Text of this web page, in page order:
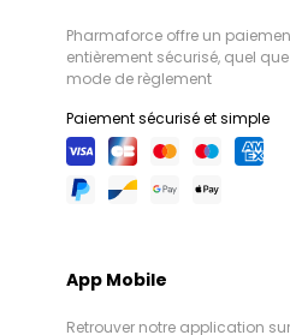
Pharmaforce offre un
entièrement sécurisé, quel
mode de règlement
Paiement sécurisé et simple
App Mobile
Retrouver notre application